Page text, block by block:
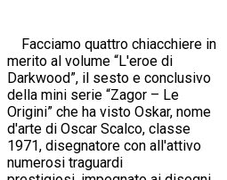
Facciamo quattro chiacchiere in
merito al volume “L'eroe di
Darkwood”, il sesto e conclusivo
della mini serie “Zagor – Le
Origini” che ha visto Oskar, nome
d'arte di Oscar Scalco, classe
1971, disegnatore con all'attivo
numerosi traguardi